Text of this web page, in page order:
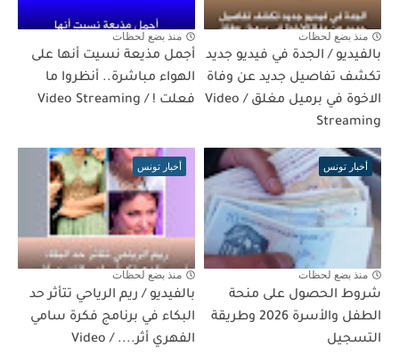
منذ بضع لحظات
بالفيديو / الجدة في فيديو جديد
تكشف تفاصيل جديد عن وفاة
الاخوة في برميل مغلق / Video
Streaming
منذ بضع لحظات
أجمل مذيعة نسيت أنها على
الهواء مباشرة.. أنظروا ما
فعلت ! / Video Streaming
أخبار تونس
منذ بضع لحظات
شروط الحصول على منحة
الطفل والأسرة 2026 وطريقة
التسجيل
أخبار تونس
منذ بضع لحظات
بالفيديو / ريم الرياحي تتأثر حد
البكاء في برنامج فكرة سامي
الفهري أثر.... / Video